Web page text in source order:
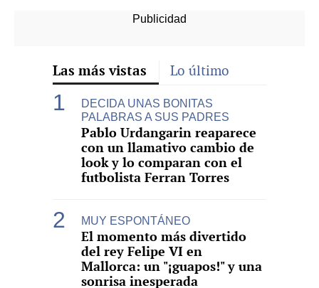
Las más vistas Lo último
DECIDA UNAS BONITAS
PALABRAS A SUS PADRES
Pablo Urdangarin reaparece
con un llamativo cambio de
look y lo comparan con el
futbolista Ferran Torres
MUY ESPONTÁNEO
El momento más divertido
del rey Felipe VI en
Mallorca: un "¡guapos!" y una
sonrisa inesperada